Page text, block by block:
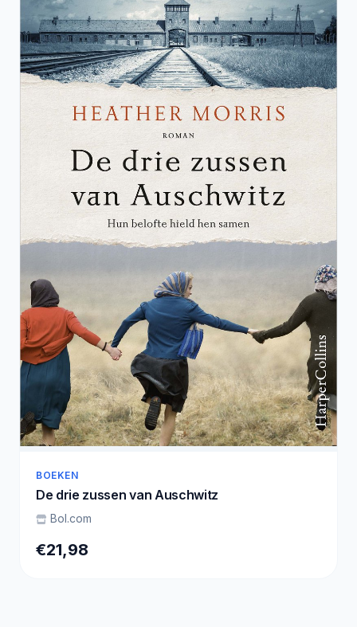
BOEKEN
De drie zussen van Auschwitz
Bol.com
€21,98